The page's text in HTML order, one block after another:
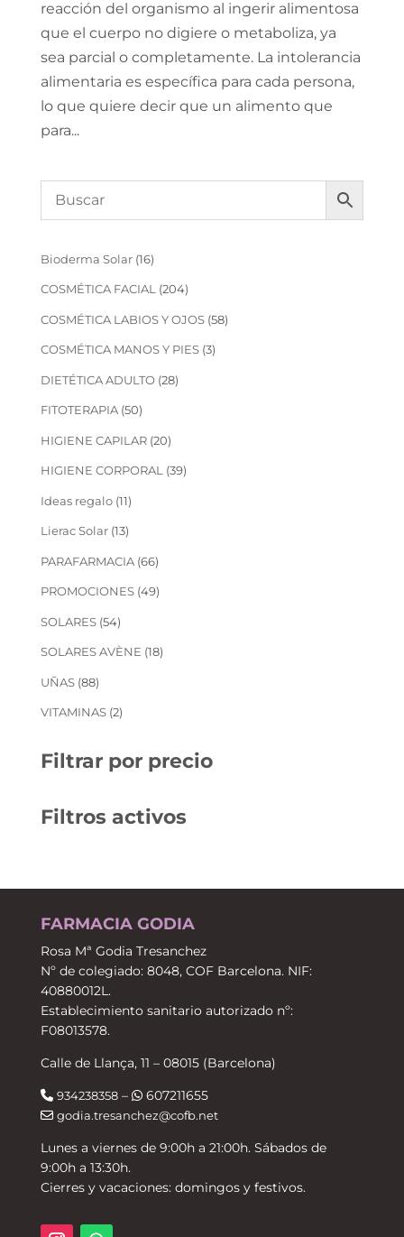
reacción del organismo al ingerir alimentosa
que el cuerpo no digiere o metaboliza, ya
sea parcial o completamente. La intolerancia
alimentaria es específica para cada persona,
lo que quiere decir que un alimento que
para...
Bioderma Solar 1616
productos
COSMÉTICA FACIAL 204204
productos
COSMÉTICA LABIOS Y OJOS 5858
COSMÉTICA MANOS Y PIES 33
DIETÉTICA ADULTO 2828
FITOTERAPIA 5050
productos
HIGIENE CAPILAR 2020
productos
HIGIENE CORPORAL 3939
Ideas regalo 1111
productos
Lierac Solar 1313
productos
PARAFARMACIA 6666
productos
PROMOCIONES 4949
SOLARES 5454
productos
SOLARES AVÈNE 1818
UÑAS 8888
productos
VITAMINAS 22
Filtrar por precio
Filtros activos
FARMACIA GODIA
Rosa Mª Godia Tresanchez
Nº de colegiado: 8048, COF Barcelona. NIF:
40880012L.
Establecimiento sanitario autorizado nº:
F08013578.
Calle de Llança, 11 – 08015 (Barcelona)
934238358– 607211655
godia.tresanchez@cofb.net
Lunes a viernes de 9:00h a 21:00h. Sábados de
9:00h a 13:30h.
Cierres y vacaciones: domingos y festivos.